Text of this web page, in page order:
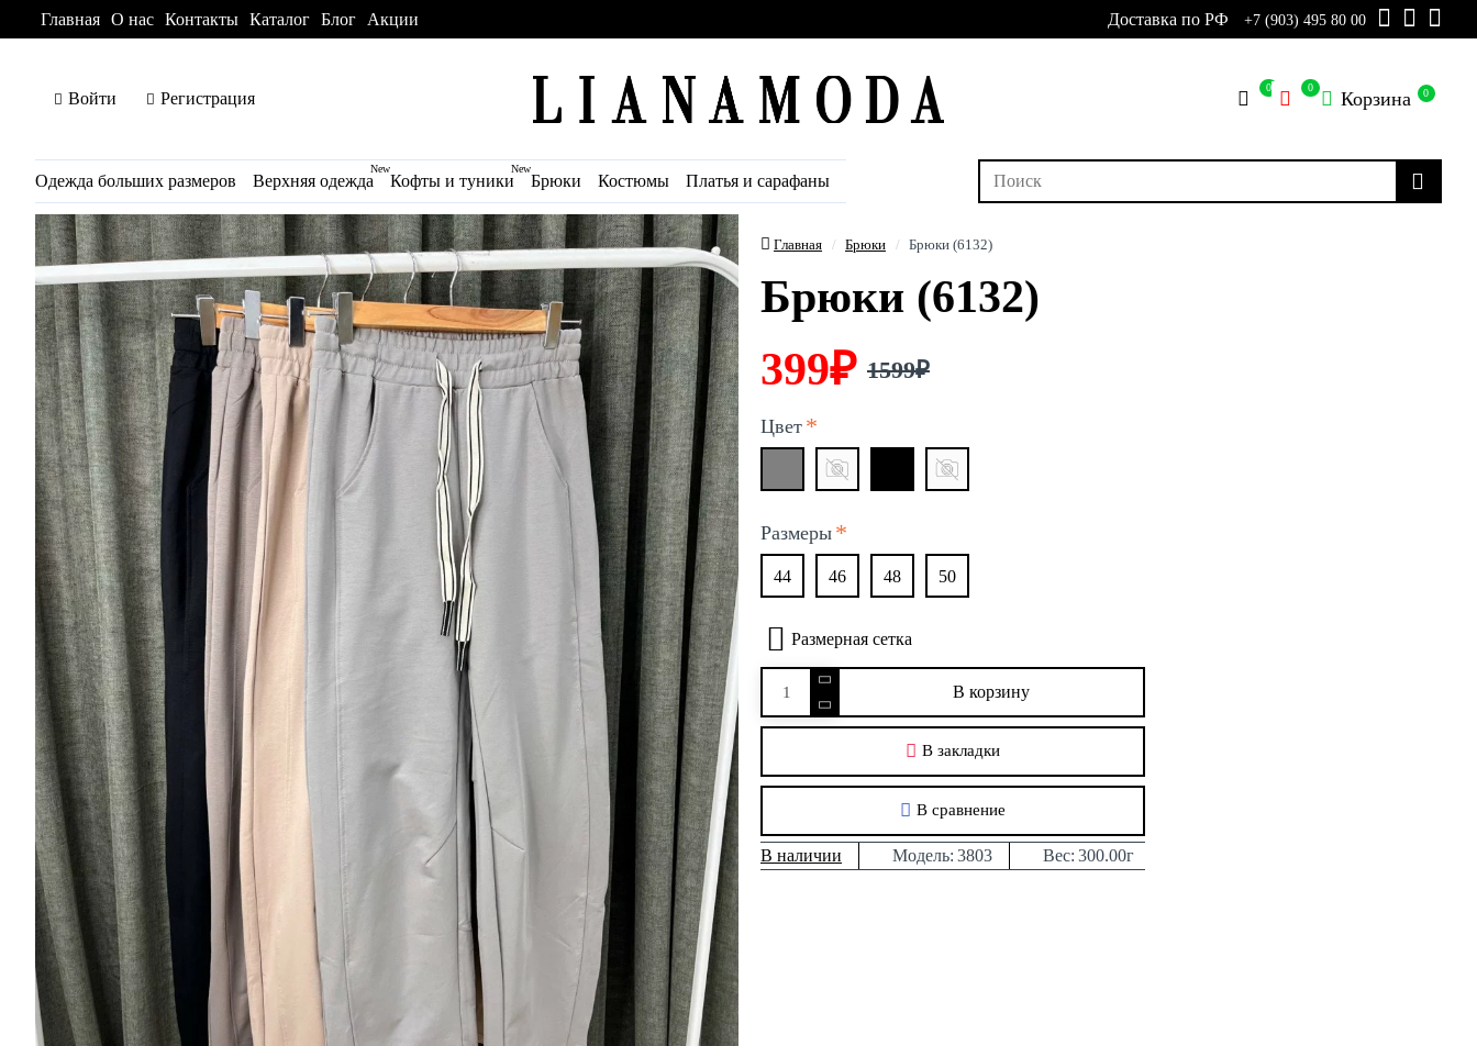
Главная О нас Контакты Каталог Блог Акции Доставка по РФ +7 (903) 495 80 00
Войти Регистрация
0 0 Корзина 0
Одежда больших размеров Верхняя одежда
New
Кофты и туники
New
Брюки Костюмы Платья и сарафаны
Главная Брюки Брюки (6132)
Брюки (6132)
В наличии Модель: 3803 Вес: 300.00г
399₽ 1599₽
Цвет
Размеры
44 46 48 50
В корзину
В закладки
В сравнение
Размерная сетка